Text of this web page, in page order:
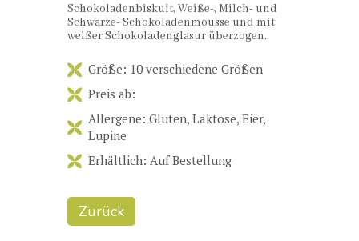
Zurück
Schokoladenbiskuit, Weiße-, Milch- und
Schwarze- Schokoladenmousse und mit
weißer Schokoladenglasur überzogen.
Größe: 10 verschiedene Größen
Preis ab:
Allergene: Gluten, Laktose, Eier,
Lupine
Erhältlich: Auf Bestellung